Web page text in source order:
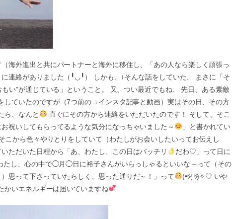
海外進出と共にパートナーと海外に移住し、「あの人なら楽しく頑張っ
連絡がありました（╹◡╹） しかも、↑そんな話をしていた、 まさに「そ
もい”が通じている」ということ。 又、つい最近でもね、 先日、ある素敵
していたのですが（7つ前の→インスタ記事と動画）実はその日、その方
ら、なんと
直ぐにその方から連絡をいただいたのです！ そして、そこ
祝いしてもらってるような気分になっちゃいました～
」と書かれてい
から色々やりとりをしていて（わたしがお会いしたいってお伝えし
ただいた日程から「あ、わたし、この日はバッチリ
だわ♡」って日に
し、心の中で◯月◯日に裕子さんがいらっしゃるといいな～って（その
思って下さっていたらしく、思った通りだ～！」って
‎(•ؔʶ̷ ˡ̲̮ ؔʶ̷)✧♡ いや
かいエネルギーは届いていますね